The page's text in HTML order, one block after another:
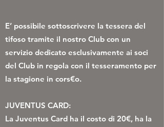
E’ possibile sottoscrivere la tessera del
tifoso tramite il nostro Club con un
servizio dedicato esclusivamente ai soci
del Club in regola con il tesseramento per
la stagione in cors€o.
JUVENTUS CARD:
La Juventus Card ha il costo di 20€, ha la